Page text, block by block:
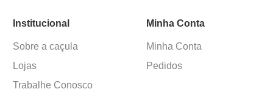
Institucional
Sobre a caçula
Lojas
Trabalhe Conosco
Minha Conta
Minha Conta
Pedidos